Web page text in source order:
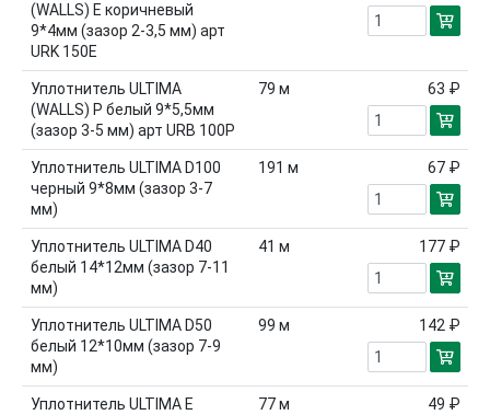
(WALLS) E коричневый
9*4мм (зазор 2-3,5 мм) арт
URK 150E
Уплотнитель ULTIMA
(WALLS) P белый 9*5,5мм
(зазор 3-5 мм) арт URB 100P
79 м 63 ₽
Уплотнитель ULTIMA D100
черный 9*8мм (зазор 3-7
мм)
191 м 67 ₽
Уплотнитель ULTIMA D40
белый 14*12мм (зазор 7-11
мм)
41 м 177 ₽
Уплотнитель ULTIMA D50
белый 12*10мм (зазор 7-9
мм)
99 м 142 ₽
Уплотнитель ULTIMA E
77м 49 ₽